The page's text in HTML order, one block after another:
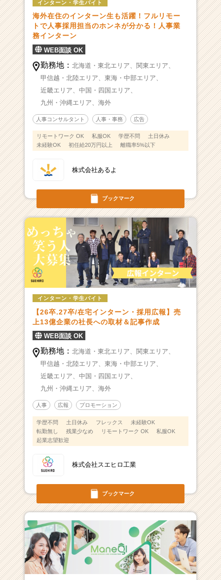
ブックマーク
インターン・学生バイト
海外在住のインターン生も活躍！フルリモー
トで人事採用担当のホンネが分かる！人事業
務インターン
WEB面談 OK
勤務地： 北海道・東北エリア、 関東エリア、
甲信越・北陸エリア、 東海・中部エリア、
近畿エリア、 中国・四国エリア、
九州・沖縄エリア、 海外
人事コンサルタント 人事・事務 広告
リモートワーク OK 私服OK 学歴不問
土日休み
未経験OK
初任給20万円以上 離職率5%以下
株式会社あるよ
ブックマーク
インターン・学生バイト
【26卒.27卒/在宅インターン・採用広報】売
上13億企業の社長への取材＆記事作成
WEB面談 OK
勤務地： 北海道・東北エリア、 関東エリア、
甲信越・北陸エリア、 東海・中部エリア、
近畿エリア、 中国・四国エリア、
九州・沖縄エリア、 海外
人事 広報 プロモーション
学歴不問 土日休み フレックス
未経験OK
転勤無し
残業少なめ リモートワーク OK
私服OK
起業志望歓迎
株式会社スエヒロ工業